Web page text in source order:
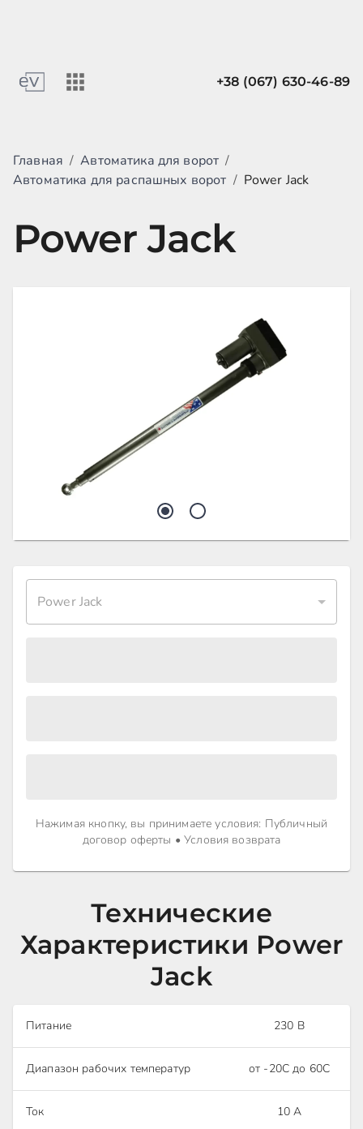
+38 (067) 630-46-89
Главная / Автоматика для ворот /
Автоматика для распашных ворот / Power Jack
Power Jack
Power Jack
Нажимая кнопку, вы принимаете условия: Публичный
договор оферты •Условия возврата
Технические
Характеристики Power
Jack
Питание 230 В
Диапазон рабочих температур от -20C до 60C
Ток 10 А